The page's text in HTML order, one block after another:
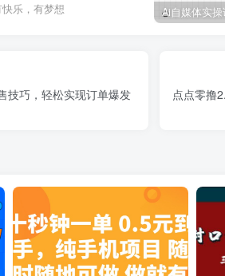
乐，有梦想
技巧，轻松实现订单爆发
点点零撸